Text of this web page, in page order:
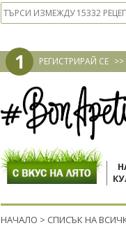
1 РЕГИСТРИРАЙ СЕ >>
НАЧАЛО > СПИСЪК НА